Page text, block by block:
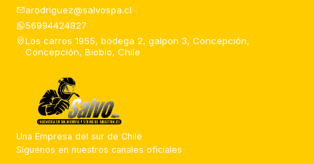
arodriguez@salvospa.cl
56994424827
Los carros 1955, bodega 2, galpon 3, Concepción,
Concepción, Biobío, Chile
Una Empresa del sur de Chile
Síguenos en nuestros canales oficiales